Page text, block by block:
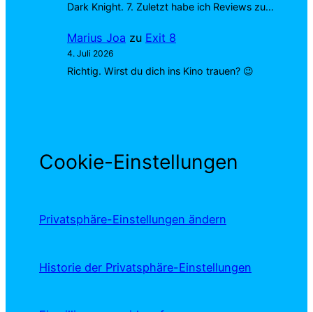
Dark Knight. 7. Zuletzt habe ich Reviews zu…
Marius Joa zu Exit 8
4. Juli 2026
Richtig. Wirst du dich ins Kino trauen? 😉
Cookie-Einstellungen
Privatsphäre-Einstellungen ändern
Historie der Privatsphäre-Einstellungen